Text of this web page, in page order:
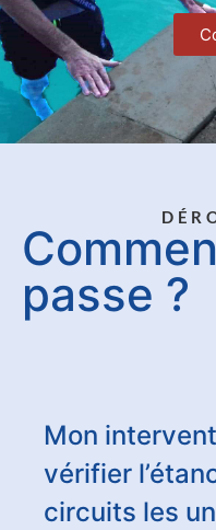
passe ?
Mon
vérifier
circuits les